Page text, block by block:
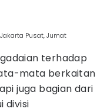
Pusat, Jumat
terhadap
mata berkaitan
juga bagian dari
divisi